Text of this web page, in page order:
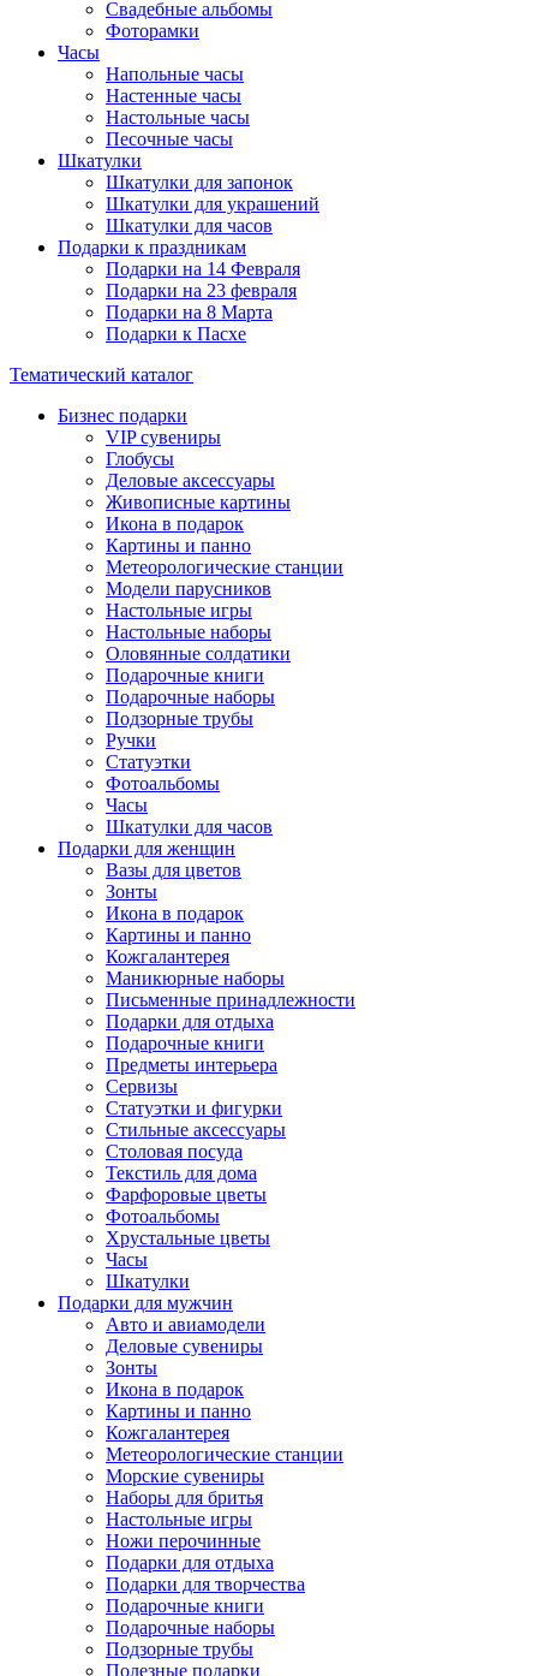
Свадебные альбомы
Фоторамки
Часы
Напольные часы
Настенные часы
Настольные часы
Песочные часы
Шкатулки
Шкатулки для запонок
Шкатулки для украшений
Шкатулки для часов
Подарки к праздникам
Подарки на 14 Февраля
Подарки на 23 февраля
Подарки на 8 Марта
Подарки к Пасхе
Тематический каталог
Бизнес подарки
VIP сувениры
Глобусы
Деловые аксессуары
Живописные картины
Икона в подарок
Картины и панно
Метеорологические станции
Модели парусников
Настольные игры
Настольные наборы
Оловянные солдатики
Подарочные книги
Подарочные наборы
Подзорные трубы
Ручки
Статуэтки
Фотоальбомы
Часы
Шкатулки для часов
Подарки для женщин
Вазы для цветов
Зонты
Икона в подарок
Картины и панно
Кожгалантерея
Маникюрные наборы
Письменные принадлежности
Подарки для отдыха
Подарочные книги
Предметы интерьера
Сервизы
Статуэтки и фигурки
Стильные аксессуары
Столовая посуда
Текстиль для дома
Фарфоровые цветы
Фотоальбомы
Хрустальные цветы
Часы
Шкатулки
Подарки для мужчин
Авто и авиамодели
Деловые сувениры
Зонты
Икона в подарок
Картины и панно
Кожгалантерея
Метеорологические станции
Морские сувениры
Наборы для бритья
Настольные игры
Ножи перочинные
Подарки для отдыха
Подарки для творчества
Подарочные книги
Подарочные наборы
Подзорные трубы
Полезные подарки